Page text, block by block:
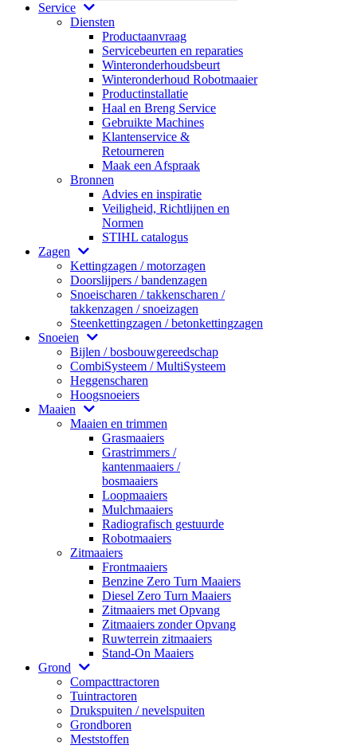
Service
Diensten
Productaanvraag
Servicebeurten en reparaties
Winteronderhoudsbeurt
Winteronderhoud Robotmaaier
Productinstallatie
Haal en Breng Service
Gebruikte Machines
Klantenservice &
Retourneren
Maak een Afspraak
Bronnen
Advies en inspiratie
Veiligheid, Richtlijnen en
Normen
STIHL catalogus
Zagen
Kettingzagen / motorzagen
Doorslijpers / bandenzagen
Snoeischaren / takkenscharen /
takkenzagen / snoeizagen
Steenkettingzagen / betonkettingzagen
Snoeien
Bijlen / bosbouwgereedschap
CombiSysteem / MultiSysteem
Heggenscharen
Hoogsnoeiers
Maaien
Maaien en trimmen
Grasmaaiers
Grastrimmers /
kantenmaaiers /
bosmaaiers
Loopmaaiers
Mulchmaaiers
Radiografisch gestuurde
Robotmaaiers
Zitmaaiers
Frontmaaiers
Benzine Zero Turn Maaiers
Diesel Zero Turn Maaiers
Zitmaaiers met Opvang
Zitmaaiers zonder Opvang
Ruwterrein zitmaaiers
Stand-On Maaiers
Grond
Compacttractoren
Tuintractoren
Drukspuiten / nevelspuiten
Grondboren
Meststoffen